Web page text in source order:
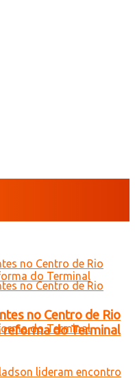
no Centro de Rio
do Terminal